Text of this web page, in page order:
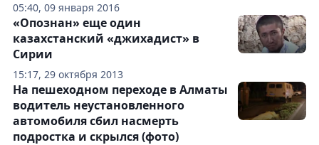
05:40, 09 января 2016
15:17, 29 октября 2013
«Опознан» еще один
казахстанский «джихадист» в
Сирии
На пешеходном переходе в Алматы
водитель неустановленного
автомобиля сбил насмерть
подростка и скрылся (фото)